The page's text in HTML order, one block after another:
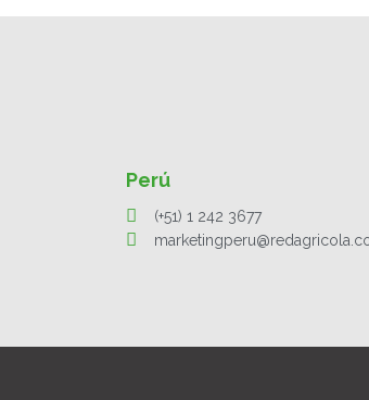
Perú
(+51) 1 242 3677